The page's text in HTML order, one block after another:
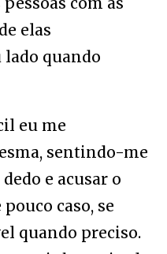
elas
lado quando
eu me
sentindo-me
e acusar o
caso, se
quando preciso.